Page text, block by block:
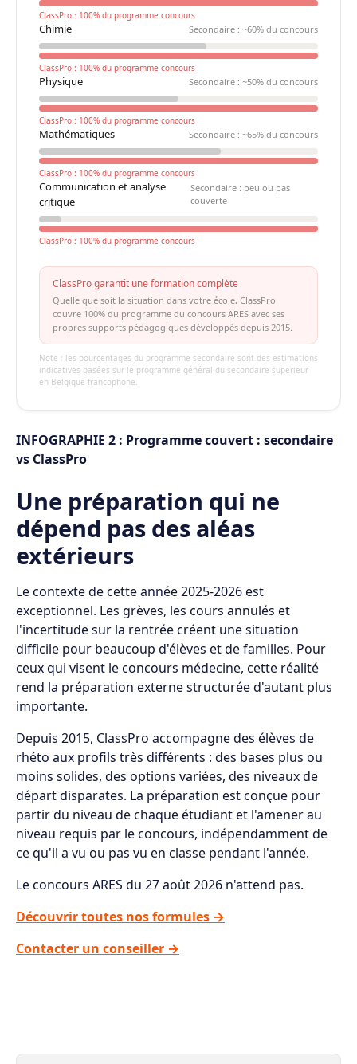
ClassPro : 100% du programme concours
Chimie Secondaire : ~60% du concours
ClassPro : 100% du programme concours
Physique Secondaire : ~50% du concours
ClassPro : 100% du programme concours
Mathématiques Secondaire : ~65% du concours
ClassPro : 100% du programme concours
Communication et analyse
critique
Secondaire : peu ou pas
couverte
ClassPro : 100% du programme concours
ClassPro garantit une formation complète
Quelle que soit la situation dans votre école, ClassPro
couvre 100% du programme du concours ARES avec ses
propres supports pédagogiques développés depuis 2015.
Note : les pourcentages du programme secondaire sont des estimations
indicatives basées sur le programme général du secondaire supérieur
en Belgique francophone.
INFOGRAPHIE 2 : Programme couvert : secondaire
vs ClassPro
Une préparation qui ne
dépend pas des aléas
extérieurs
Le contexte de cette année 2025-2026 est
exceptionnel. Les grèves, les cours annulés et
l'incertitude sur la rentrée créent une situation
difficile pour beaucoup d'élèves et de familles. Pour
ceux qui visent le concours médecine, cette réalité
rend la préparation externe structurée d'autant plus
importante.
Depuis 2015, ClassPro accompagne des élèves de
rhéto aux profils très différents : des bases plus ou
moins solides, des options variées, des niveaux de
départ disparates. La préparation est conçue pour
partir du niveau de chaque étudiant et l'amener au
niveau requis par le concours, indépendamment de
ce qu'il a vu ou pas vu en classe pendant l'année.
Le concours ARES du 27 août 2026 n'attend pas.
Découvrir toutes nos formules →
Contacter un conseiller →